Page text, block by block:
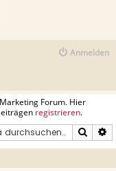
Anmelden
Forum. Hier
registrieren.
Suche